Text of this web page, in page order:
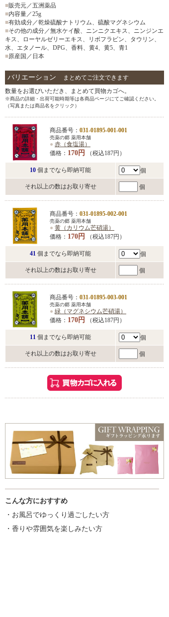
■販売元／五洲薬品
■内容量／25g
■有効成分／乾燥硫酸ナトリウム、硫酸マグネシウム
■その他の成分／無水ケイ酸、ニンニクエキス、ニンジンエ
キス、ローヤルゼリーエキス、リボフラビン、タウリン、
水、エタノール、DPG、香料、黄4、黄5、青1
■原産国／日本
バリエーション
まとめてご注文できます
数量をお選びいただき、まとめて買物カゴへ。
※商品の詳細・出荷可能時期等は各商品ページにてご確認ください。
（写真または商品名をクリック）
商品番号： 031-01895-001-001
売薬の郷 薬用本舗
● 赤（食塩湯）
価格： 170円 （税込187円）
10 個までなら即納可能 個
それ以上の数はお取り寄せ 個
商品番号： 031-01895-002-001
売薬の郷 薬用本舗
● 黄（カリウム芒硝湯）
価格： 170円 （税込187円）
41 個までなら即納可能 個
それ以上の数はお取り寄せ 個
商品番号： 031-01895-003-001
売薬の郷 薬用本舗
● 緑（マグネシウム芒硝湯）
価格： 170円 （税込187円）
11 個までなら即納可能 個
それ以上の数はお取り寄せ 個
こんな方におすすめ
・お風呂でゆっくり過ごしたい方
・香りや雰囲気を楽しみたい方